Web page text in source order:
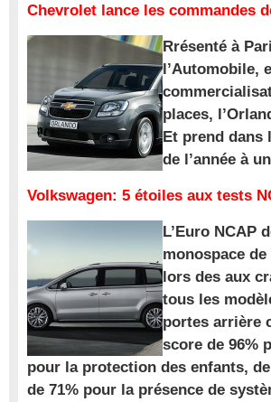
Chevrolet lance les commandes
Rrésenté à
l’Automobile,
places,
Et prend dans
de l’année à
Volkswagen: 5 étoiles aux tests
L’Euro NCAP
monospace
lors des aux
tous les
portes arrière
score de 96%
pour la protection des enfants,
de 71% pour la présence de